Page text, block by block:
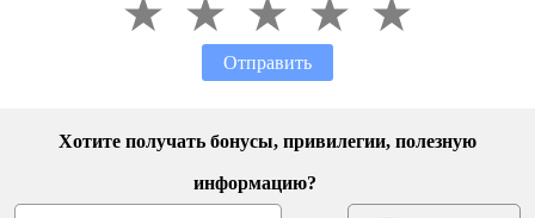
Отправить
Хотите получать бонусы, привилегии, полезную
информацию?